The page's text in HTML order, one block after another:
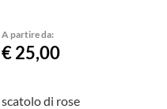
A partire da:
€ 25,00
scatolo di rose